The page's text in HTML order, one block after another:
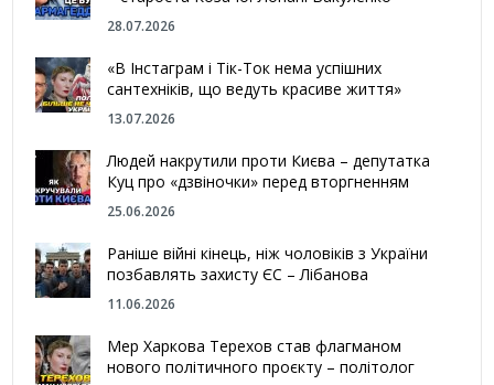
28.07.2026
«В Інстаграм і Тік-Ток нема успішних
сантехніків, що ведуть красиве життя»
13.07.2026
Людей накрутили проти Києва – депутатка
Куц про «дзвіночки» перед вторгненням
25.06.2026
Раніше війні кінець, ніж чоловіків з України
позбавлять захисту ЄС – Лібанова
11.06.2026
Мер Харкова Терехов став флагманом
нового політичного проєкту – політолог